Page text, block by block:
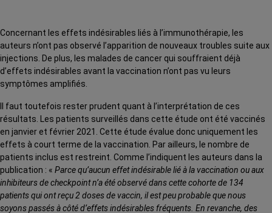
Concernant les effets indésirables liés à l’immunothérapie, les
auteurs n’ont pas observé l’apparition de nouveaux troubles suite aux
injections. De plus, les malades de cancer qui souffraient déjà
d’effets indésirables avant la vaccination n’ont pas vu leurs
symptômes amplifiés.
Il faut toutefois rester prudent quant à l’interprétation de ces
résultats. Les patients surveillés dans cette étude ont été vaccinés
en janvier et février 2021. Cette étude évalue donc uniquement les
effets à court terme de la vaccination. Par ailleurs, le nombre de
patients inclus est restreint. Comme l’indiquent les auteurs dans la
publication : « Parce qu’aucun effet indésirable lié à la vaccination ou aux
inhibiteurs de checkpoint n’a été observé dans cette cohorte de 134
patients qui ont reçu 2 doses de vaccin, il est peu probable que nous
soyons passés à côté d’effets indésirables fréquents. En revanche, des